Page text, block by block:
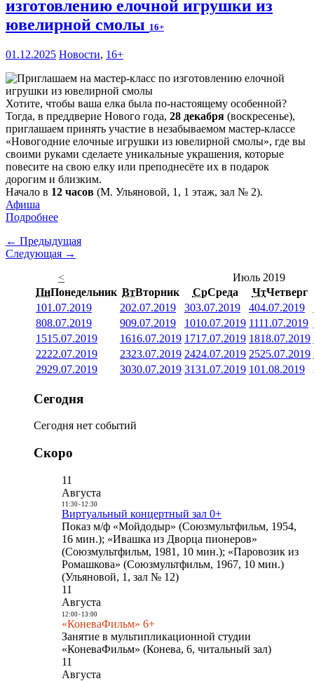
изготовлению елочной игрушки из
ювелирной смолы 16+
01.12.2025 Новости, 16+
Хотите, чтобы ваша елка была по-настоящему особенной?
Тогда, в преддверие Нового года, 28 декабря (воскресенье),
приглашаем принять участие в незабываемом мастер-классе
«Новогодние елочные игрушки из ювелирной смолы», где вы
своими руками сделаете уникальные украшения, которые
повесите на свою елку или преподнесёте их в подарок
дорогим и близким.
Начало в 12 часов (М. Ульяновой, 1, 1 этаж, зал № 2).
Афиша
Подробнее
← Предыдущая
Следующая →
<
Июль 2019
ПнПонедельник ВтВторник СрСреда ЧтЧетверг
101.07.2019 202.07.2019 303.07.2019 404.07.2019
808.07.2019 909.07.2019 1010.07.2019 1111.07.2019
1515.07.2019 1616.07.2019 1717.07.2019 1818.07.2019
2222.07.2019 2323.07.2019 2424.07.2019 2525.07.2019
2929.07.2019 3030.07.2019 3131.07.2019 101.08.2019
Сегодня
Сегодня нет событий
Скоро
11
Августа
11:30- 12:30
Виртуальный концертный зал 0+
Показ м/ф «Мойдодыр» (Союзмультфильм, 1954,
16 мин.); «Ивашка из Дворца пионеров»
(Союзмультфильм, 1981, 10 мин.); «Паровозик из
Ромашкова» (Союзмультфильм, 1967, 10 мин.)
(Ульяновой, 1, зал № 12)
11
Августа
12:00- 13:00
«КоневаФильм» 6+
Занятие в мультипликационной студии
«КоневаФильм» (Конева, 6, читальный зал)
11
Августа